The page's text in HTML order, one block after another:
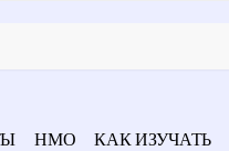
НМО КАК ИЗУЧАТЬ